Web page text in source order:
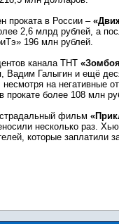
проката в России –
2,6 млрд рублей, а
196 млн рублей.
канала ТНТ
Галыгин и ещё
на негативные
прокате более 108 млн
фильм
несколько раз.
которые заплатили